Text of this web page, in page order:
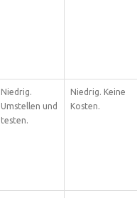
Niedrig.
Umstellen und
testen.
Niedrig. Keine
Kosten.